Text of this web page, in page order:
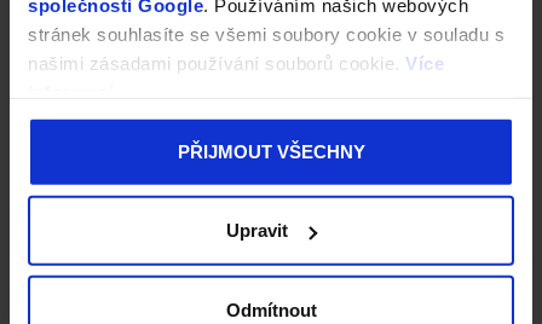
společnosti Google. Používáním našich webových
stránek souhlasíte se všemi soubory cookie v souladu s
našimi zásadami používání souborů cookie. Více
PŘIJMOUT VŠECHNY
Upravit
Odmítnout